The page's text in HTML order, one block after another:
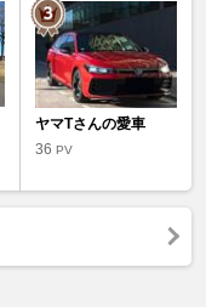
ヤマTさんの愛車
36 PV